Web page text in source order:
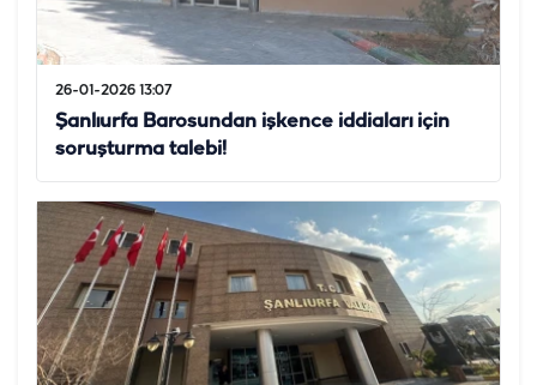
26-01-2026 13:07
Şanlıurfa Barosundan işkence iddiaları için
soruşturma talebi!